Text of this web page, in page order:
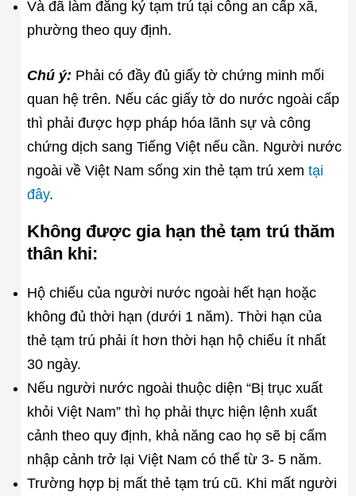
Và đã làm đăng ký tạm trú tại công an cấp xã,
phường theo quy định.
Chú ý: Phải có đầy đủ giấy tờ chứng minh mối
quan hệ trên. Nếu các giấy tờ do nước ngoài cấp
thì phải được hợp pháp hóa lãnh sự và công
chứng dịch sang Tiếng Việt nếu cần. Người nước
ngoài về Việt Nam sống xin thẻ tạm trú xem tại
đây.
Không được gia hạn thẻ tạm trú thăm
thân khi:
Hộ chiếu của người nước ngoài hết hạn hoặc
không đủ thời hạn (dưới 1 năm). Thời hạn của
thẻ tạm trú phải ít hơn thời hạn hộ chiếu ít nhất
30 ngày.
Nếu người nước ngoài thuộc diện “Bị trục xuất
khỏi Việt Nam” thì họ phải thực hiện lệnh xuất
cảnh theo quy định, khả năng cao họ sẽ bị cấm
nhập cảnh trở lại Việt Nam có thể từ 3- 5 năm.
Trường hợp bị mất thẻ tạm trú cũ. Khi mất người